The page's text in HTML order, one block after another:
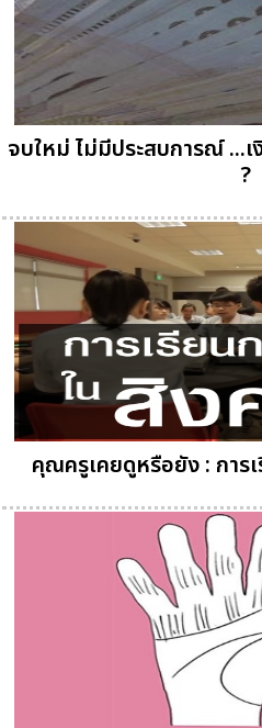
จบใหม่ ไม่มีประสบการณ์ ...
?
คุณครูเคยดูหรือยัง : การ